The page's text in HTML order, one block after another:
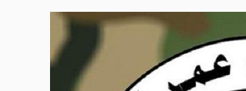
والأسرى
أراضيه للإضرار بأي دولة